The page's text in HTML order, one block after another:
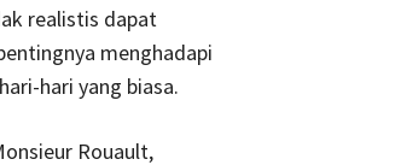
realistis dapat
menghadapi
hari yang biasa.
Rouault,